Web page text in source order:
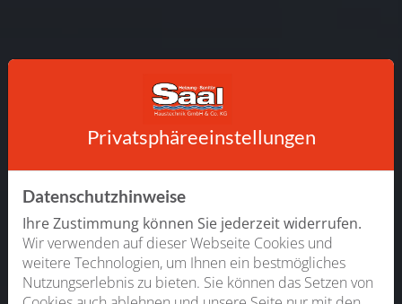
Privatsphäre­einstellungen
Datenschutzhinweise
Ihre Zustimmung können Sie jederzeit widerrufen.
Wir verwenden auf dieser Webseite Cookies und
weitere Technologien, um Ihnen ein bestmögliches
Nutzungserlebnis zu bieten. Sie können das Setzen von